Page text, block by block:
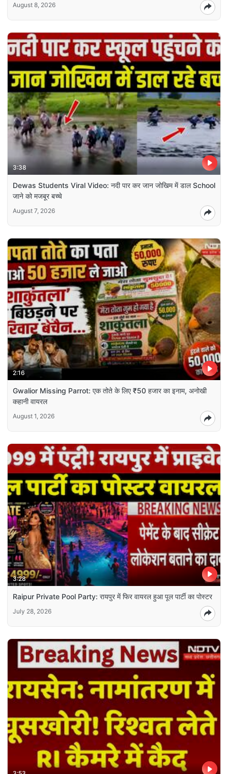
August 8, 2026
3:38
Dewas Students Viral Video: नदी पार कर जान जोखिम में डाल School
जाने को मजबूर बच्चे
August 7, 2026
2:16
Gwalior Missing Parrot: एक तोते के लिए ₹50 हजार का इनाम, अनोखी
कहानी वायरल
August 1, 2026
3:28
Raipur Private Pool Party: रायपुर में फिर वायरल हुआ पूल पार्टी का पोस्टर
July 28, 2026